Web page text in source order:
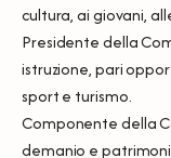
cultura, ai giovani,
Presidente della
istruzione, pari
sport e turismo.
Componente della
demanio e